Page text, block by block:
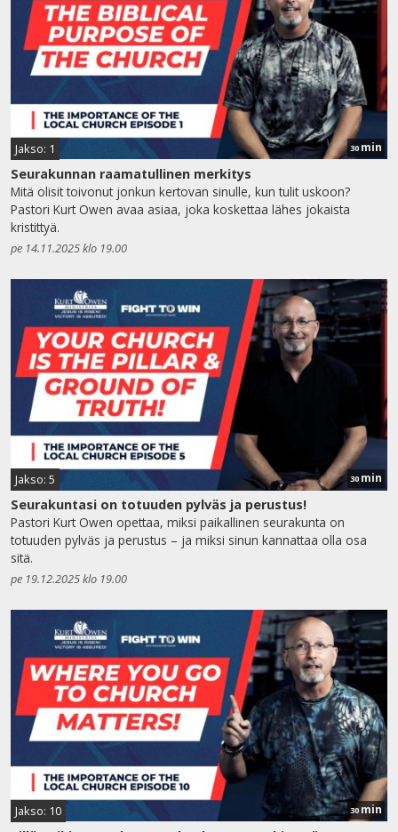
Jakso: 1 30 min
Seurakunnan raamatullinen merkitys
Mitä olisit toivonut jonkun kertovan sinulle, kun tulit uskoon?
Pastori Kurt Owen avaa asiaa, joka koskettaa lähes jokaista
kristittyä.
pe 14.11.2025 klo 19.00
Jakso: 5 30 min
Seurakuntasi on totuuden pylväs ja perustus!
Pastori Kurt Owen opettaa, miksi paikallinen seurakunta on
totuuden pylväs ja perustus – ja miksi sinun kannattaa olla osa
sitä.
pe 19.12.2025 klo 19.00
Jakso: 10 30 min